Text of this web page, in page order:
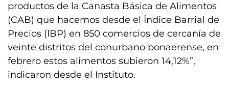
productos de la Canasta Básica de Alimentos
(CAB) que hacemos desde el Índice Barrial de
Precios (IBP) en 850 comercios de cercanía de
veinte distritos del conurbano bonaerense, en
febrero estos alimentos subieron 14,12%”,
indicaron desde el Instituto.